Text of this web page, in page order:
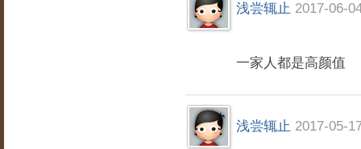
浅尝辄止 2017-06-
一家人都是高颜值
浅尝辄止 2017-05-